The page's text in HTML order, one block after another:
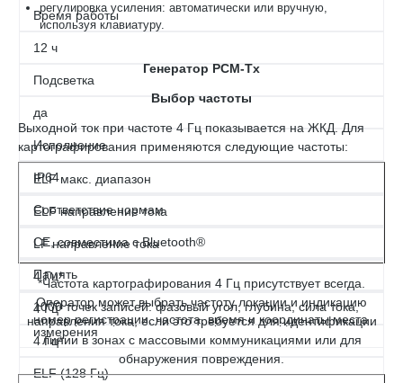
Время работы
12 ч
Подсветка
да
Исполнение
IP64
Соответствие нормам
СЕ, совместима с Bluetooth®
Память
1000 точек записей: фазовый угол, глубина, сила тока,
номер регистрации, частота, время и координаты места
измерения
регулировка усиления: автоматически или вручную,
используя клавиатуру.
Генератор PCM-Tx
Выбор частоты
Выходной ток при частоте 4 Гц показывается на ЖКД. Для
картографирования применяются следующие частоты:
ELF макс. диапазон
ELF направление тока
LF направление тока
4 Гц*
4 Гц*
4 Гц*
ELF (128 Гц)
*Частота картографирования 4 Гц присутствует всегда.
Оператор может выбрать частоту локации и индикацию
направления тока, если это требуется для идентификации
линии в зонах с массовыми коммуникациями или для
обнаружения повреждения.